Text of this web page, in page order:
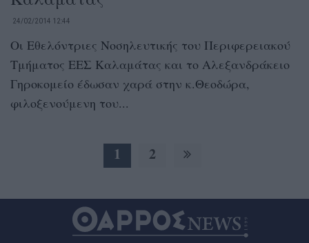
24/02/2014 12:44
Οι Εθελόντριες Νοσηλευτικής του Περιφερειακού
Τμήματος ΕΕΣ Καλαμάτας και το Αλεξανδράκειο
Γηροκομείο έδωσαν χαρά στην κ.Θεοδώρα,
φιλοξενούμενη του...
1 2